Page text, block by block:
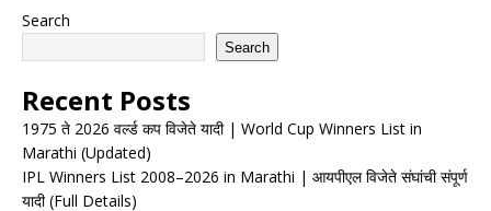
Search
Search
Recent Posts
1975 ते 2026 वर्ल्ड कप विजेते यादी | World Cup Winners List in
Marathi (Updated)
IPL Winners List 2008–2026 in Marathi | आयपीएल विजेते संघांची संपूर्ण
यादी (Full Details)